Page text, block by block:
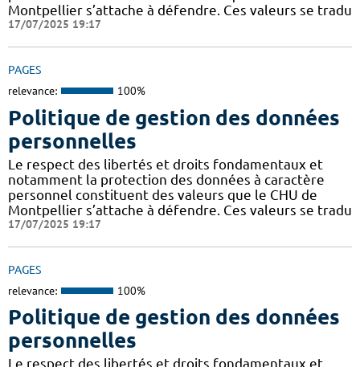
Montpellier s’attache à défendre. Ces valeurs se tradu
17/07/2025 19:17
PAGES
relevance: 100%
Politique de gestion des données
personnelles
Le respect des libertés et droits fondamentaux et
notamment la protection des données à caractère
personnel constituent des valeurs que le CHU de
Montpellier s’attache à défendre. Ces valeurs se tradu
17/07/2025 19:17
PAGES
relevance: 100%
Politique de gestion des données
personnelles
Le respect des libertés et droits fondamentaux et